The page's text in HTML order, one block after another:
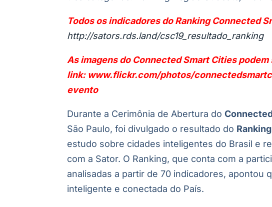
Todos os indicadores do Ranking Connected
http://sators.rds.land/csc19_resultado_ranking
As imagens do Connected Smart Cities
link: www.flickr.com/photos/
evento
Durante a Cerimônia de Abertura do
São Paulo, foi divulgado o resultado do
estudo sobre cidades inteligentes do Brasil e
com a Sator. O Ranking, que conta com a
analisadas a partir de 70 indicadores, apontou
inteligente e conectada do País.